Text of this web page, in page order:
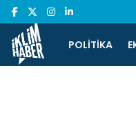
POLITIKA